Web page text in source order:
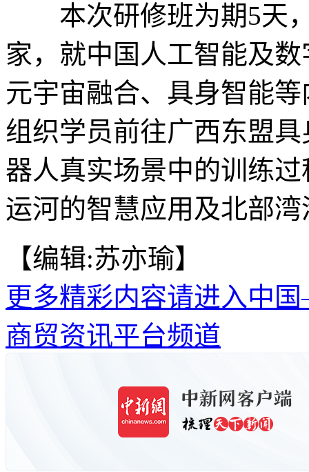
本次研修班为期5天，
家，就中国人工智能及
元宇宙融合、具身智能
组织学员前往广西东盟
器人真实场景中的训练
运河的智慧应用及北部
【编辑:苏亦瑜】
更多精彩内容请进入中
商贸资讯平台频道